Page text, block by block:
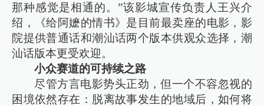
那种感觉是相通的。”该影城宣传负责人王兴介
绍，《给阿嬷的情书》是目前最卖座的电影，影
院提供普通话和潮汕话两个版本供观众选择，潮
汕话版本更受欢迎。
小众赛道的可持续之路
尽管方言电影势头正劲，但一个不容忽视的
困境依然存在：脱离故事发生的地域后，如何将